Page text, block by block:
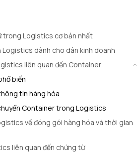
trong Logistics cơ bản nhất
dành cho dân kinh doanh
liên quan đến Container
biến
tin hàng hóa
Container trong Logistics
về đóng gói hàng hóa và thời gian
liên quan đến chứng từ